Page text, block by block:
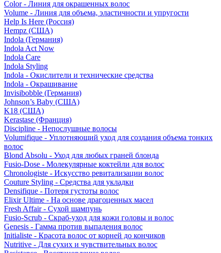
Color - Линия для окрашенных волос
Volume - Линия для объема, эластичности и упругости
Help Is Here (Россия)
Hempz (США)
Indola (Германия)
Indola Act Now
Indola Care
Indola Styling
Indola - Окислители и технические средства
Indola - Окрашивание
Invisibobble (Германия)
Johnson’s Baby (США)
K18 (США)
Kerastase (Франция)
Discipline - Непослушные волосы
Volumifique - Уплотняющий уход для создания объема тонких
волос
Blond Absolu - Уход для любых граней блонда
Fusio-Dose - Молекулярные коктейли для волос
Chronologiste - Искусство ревитализации волос
Couture Styling - Средства для укладки
Densifique - Потеря густоты волос
Elixir Ultime - На основе драгоценных масел
Fresh Affair - Сухой шампунь
Fusio-Scrub - Скраб-уход для кожи головы и волос
Genesis - Гамма против выпадения волос
Initialiste - Красота волос от корней до кончиков
Nutritive - Для сухих и чувствительных волос